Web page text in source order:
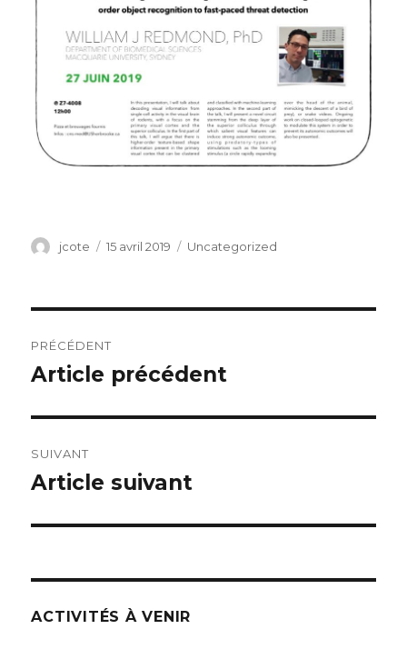
Auteur
jcote
Publié
15 avril 2019 Catégories
Uncategorized
de
PRÉCÉDENT
Publication
Article précédent
SUIVANT
Publication
Article suivant
ACTIVITÉS À VENIR